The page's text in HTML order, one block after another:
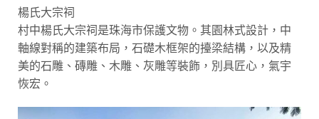
楊氏大宗祠
村中楊氏大宗祠是珠海市保護文物。其園林式設計，中
軸線對稱的建築布局，石礎木框架的擡梁結構，以及精
美的石雕、磚雕、木雕、灰雕等裝飾，別具匠心，氣宇
恢宏。